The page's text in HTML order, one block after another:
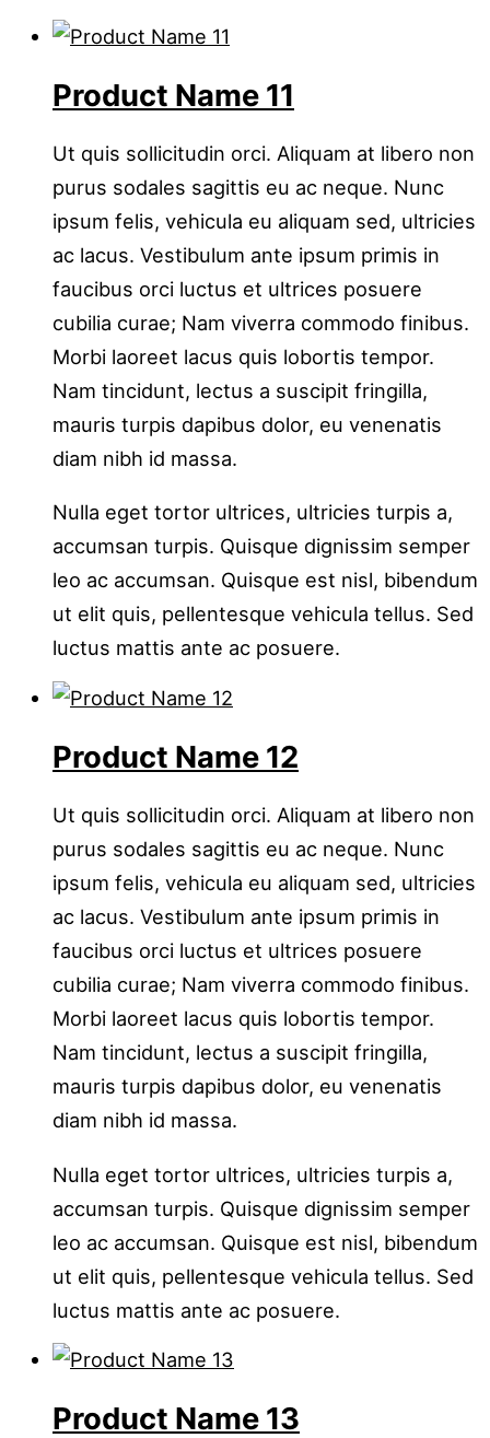
Product Name 11
Ut quis sollicitudin orci. Aliquam at libero non
purus sodales sagittis eu ac neque. Nunc
ipsum felis, vehicula eu aliquam sed, ultricies
ac lacus. Vestibulum ante ipsum primis in
faucibus orci luctus et ultrices posuere
cubilia curae; Nam viverra commodo finibus.
Morbi laoreet lacus quis lobortis tempor.
Nam tincidunt, lectus a suscipit fringilla,
mauris turpis dapibus dolor, eu venenatis
diam nibh id massa.
Nulla eget tortor ultrices, ultricies turpis a,
accumsan turpis. Quisque dignissim semper
leo ac accumsan. Quisque est nisl, bibendum
ut elit quis, pellentesque vehicula tellus. Sed
luctus mattis ante ac posuere.
Product Name 12
Ut quis sollicitudin orci. Aliquam at libero non
purus sodales sagittis eu ac neque. Nunc
ipsum felis, vehicula eu aliquam sed, ultricies
ac lacus. Vestibulum ante ipsum primis in
faucibus orci luctus et ultrices posuere
cubilia curae; Nam viverra commodo finibus.
Morbi laoreet lacus quis lobortis tempor.
Nam tincidunt, lectus a suscipit fringilla,
mauris turpis dapibus dolor, eu venenatis
diam nibh id massa.
Nulla eget tortor ultrices, ultricies turpis a,
accumsan turpis. Quisque dignissim semper
leo ac accumsan. Quisque est nisl, bibendum
ut elit quis, pellentesque vehicula tellus. Sed
luctus mattis ante ac posuere.
Product Name 13